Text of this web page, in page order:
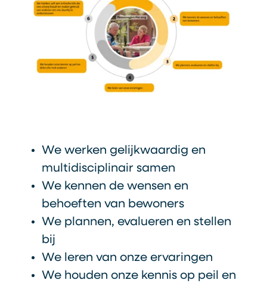
We werken gelijkwaardig en
multidisciplinair samen
We kennen de wensen en
behoeften van bewoners
We plannen, evalueren en stellen
bij
We leren van onze ervaringen
We houden onze kennis op peil en